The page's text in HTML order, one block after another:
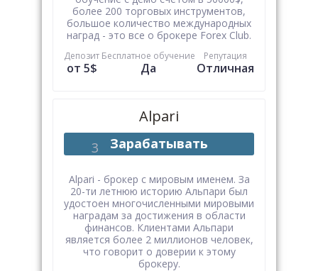
более 200 торговых инструментов,
большое количество международных
наград - это все о брокере Forex Club.
Депозит
от 5$
Бесплатное обучение
Да
Репутация
Отличная
Alpari
Зарабатывать
Alpari - брокер с мировым именем. За
20-ти летнюю историю Альпари был
удостоен многочисленными мировыми
наградам за достижения в области
финансов. Клиентами Альпари
является более 2 миллионов человек,
что говорит о доверии к этому
брокеру.